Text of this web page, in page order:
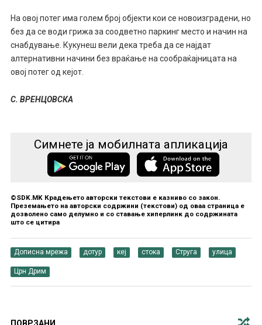
На овој потег има голем број објекти кои се новоизградени, но
без да се води грижа за соодветно паркинг место и начин на
снабдување. Кукунеш вели дека треба да се најдат
алтернативни начини без враќање на сообраќајницата на
овој потег од кејот.
С. ВРЕНЦОВСКА
Симнете ја мобилната апликација
©SDK.MK Крадењето авторски текстови е казниво со закон.
Преземањето на авторски содржини (текстови) од оваа страница е
дозволено само делумно и со ставање хиперлинк до содржината
што се цитира
Дописна мрежа дотур кеј стока Струга улица
Црн Дрим